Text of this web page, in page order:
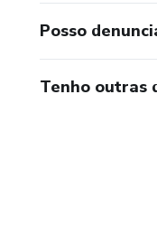
Posso
Tenho outras